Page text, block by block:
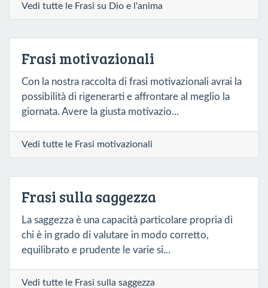
Vedi tutte le Frasi su Dio e l'anima
Frasi motivazionali
Con la nostra raccolta di frasi motivazionali avrai la
possibilità di rigenerarti e affrontare al meglio la
giornata. Avere la giusta motivazio...
Vedi tutte le Frasi motivazionali
Frasi sulla saggezza
La saggezza è una capacità particolare propria di
chi è in grado di valutare in modo corretto,
equilibrato e prudente le varie si...
Vedi tutte le Frasi sulla saggezza